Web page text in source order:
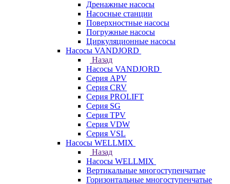
Дренажные насосы
Насосные станции
Поверхностные насосы
Погружные насосы
Циркуляционные насосы
Насосы VANDJORD
Назад
Насосы VANDJORD
Серия APV
Серия CRV
Серия PROLIFT
Серия SG
Серия TPV
Серия VDW
Серия VSL
Насосы WELLMIX
Назад
Насосы WELLMIX
Вертикальные многоступенчатые
Горизонтальные многоступенчатые